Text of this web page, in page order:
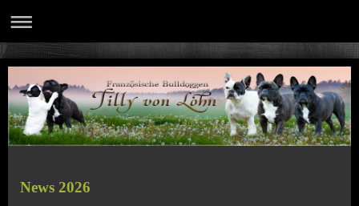
News 2026